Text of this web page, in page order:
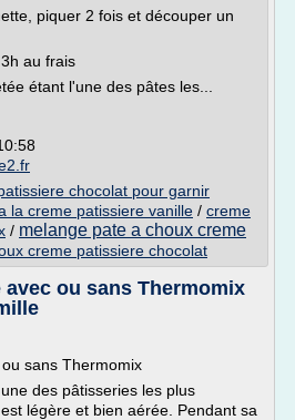
piquer 2 fois et découper un
au frais
étant l'une des pâtes les...
chocolat pour garnir
la creme patissiere vanille / creme
/ melange pate a choux creme
creme patissiere chocolat
avec ou sans Thermomix
sans Thermomix
des pâtisseries les plus
légère et bien aérée. Pendant sa